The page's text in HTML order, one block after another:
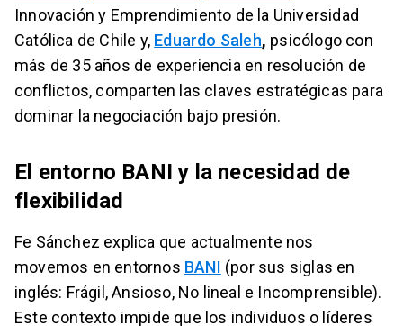
Innovación y Emprendimiento de la Universidad
Católica de Chile y, Eduardo Saleh, psicólogo con
más de 35 años de experiencia en resolución de
conflictos, comparten las claves estratégicas para
dominar la negociación bajo presión.
El entorno BANI y la necesidad de
flexibilidad
Fe Sánchez explica que actualmente nos
movemos en entornos BANI (por sus siglas en
inglés: Frágil, Ansioso, No lineal e Incomprensible).
Este contexto impide que los individuos o líderes